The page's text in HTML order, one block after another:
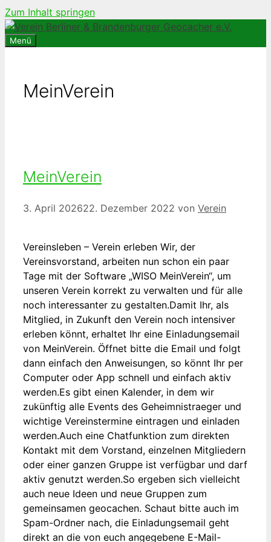
Zum Inhalt springen
Menü
MeinVerein
MeinVerein
3. April 202622. Dezember 2022 von Verein
Vereinsleben – Verein erleben Wir, der
Vereinsvorstand, arbeiten nun schon ein paar
Tage mit der Software „WISO MeinVerein“, um
unseren Verein korrekt zu verwalten und für alle
noch interessanter zu gestalten.Damit Ihr, als
Mitglied, in Zukunft den Verein noch intensiver
erleben könnt, erhaltet Ihr eine Einladungsemail
von MeinVerein. Öffnet bitte die Email und folgt
dann einfach den Anweisungen, so könnt Ihr per
Computer oder App schnell und einfach aktiv
werden.Es gibt einen Kalender, in dem wir
zukünftig alle Events des Geheimnistraeger und
wichtige Vereinstermine eintragen und einladen
werden.Auch eine Chatfunktion zum direkten
Kontakt mit dem Vorstand, einzelnen Mitgliedern
oder einer ganzen Gruppe ist verfügbar und darf
aktiv genutzt werden.So ergeben sich vielleicht
auch neue Ideen und neue Gruppen zum
gemeinsamen geocachen. Schaut bitte auch im
Spam-Ordner nach, die Einladungsemail geht
direkt an die von euch angegebene E-Mail-